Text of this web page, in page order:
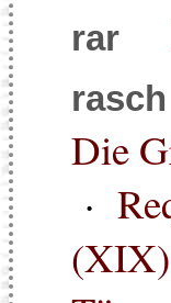
rar
rasch
Die
·
(XIX)